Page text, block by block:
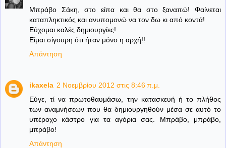
Μπράβο Σάκη, στο είπα και θα στο ξαναπώ! Φαίνεται
καταπληκτικός και ανυπομονώ να τον δω κι από κοντά!
Εύχομαι καλές δημιουργίες!
Είμαι σίγουρη ότι ήταν μόνο η αρχή!!
Απάντηση
ikaxela 2 Νοεμβρίου 2012 στις 8:46 π.μ.
Εύγε, τί να πρωτοθαυμάσω, την κατασκευή ή το πλήθος
των αναμνήσεων που θα δημιουργηθούν μέσα σε αυτό το
υπέροχο κάστρο για τα αγόρια σας. Μπράβο, μπράβο,
μπράβο!
Απάντηση